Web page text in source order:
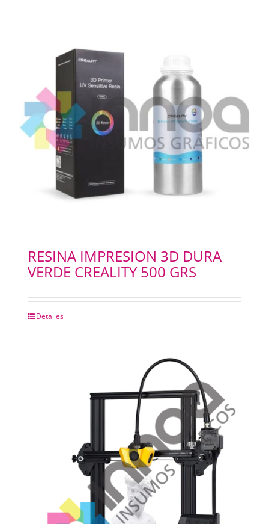
RESINA IMPRESION 3D DURA
VERDE CREALITY 500 GRS
Detalles